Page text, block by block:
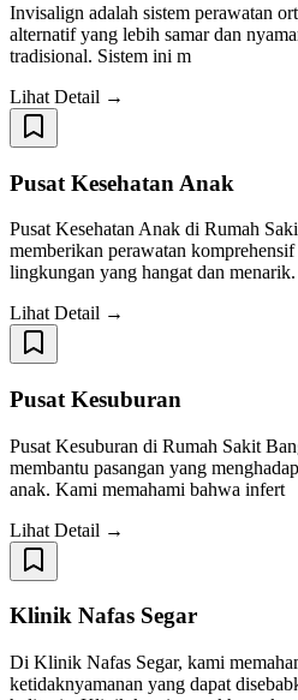
Invisalign adalah sistem perawatan
alternatif yang lebih samar dan
tradisional. Sistem ini m
Lihat Detail →
Pusat Kesehatan Anak
Pusat Kesehatan Anak di Rumah
memberikan perawatan
lingkungan yang hangat dan menarik.
Lihat Detail →
Pusat Kesuburan
Pusat Kesuburan di Rumah Sakit
membantu pasangan yang
anak. Kami memahami bahwa infert
Lihat Detail →
Klinik Nafas Segar
Di Klinik Nafas Segar, kami
ketidaknyamanan yang dapat